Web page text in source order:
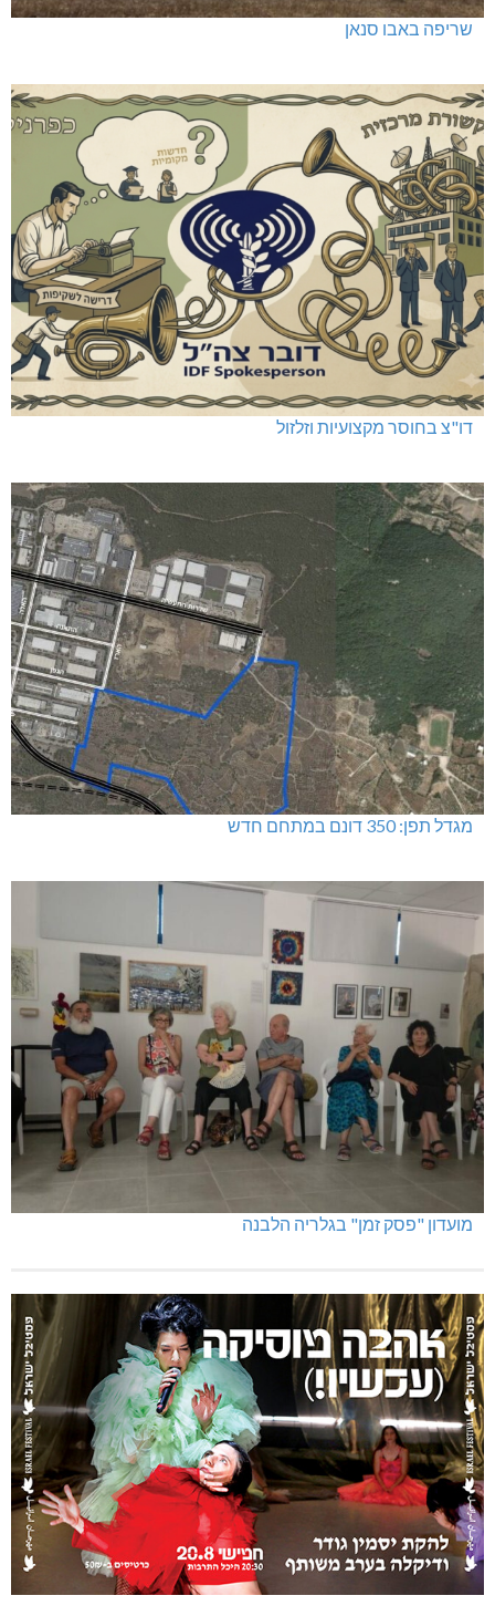
שריפה באבו סנאן
דו"צ בחוסר מקצועיות וזלזול
מגדל תפן: 350 דונם במתחם חדש
מועדון "פסק זמן" בגלריה הלבנה